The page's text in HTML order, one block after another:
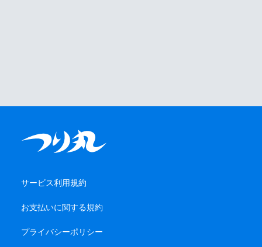
サービス利用規約
お支払いに関する規約
プライバシーポリシー